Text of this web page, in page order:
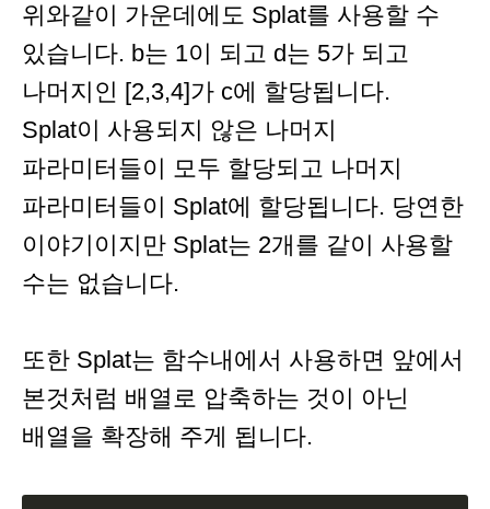
위와같이 가운데에도 Splat를 사용할 수
있습니다. b는 1이 되고 d는 5가 되고
나머지인 [2,3,4]가 c에 할당됩니다.
Splat이 사용되지 않은 나머지
파라미터들이 모두 할당되고 나머지
파라미터들이 Splat에 할당됩니다. 당연한
이야기이지만 Splat는 2개를 같이 사용할
수는 없습니다.
또한 Splat는 함수내에서 사용하면 앞에서
본것처럼 배열로 압축하는 것이 아닌
배열을 확장해 주게 됩니다.